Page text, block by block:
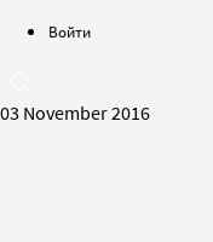
Войти
03 November 2016